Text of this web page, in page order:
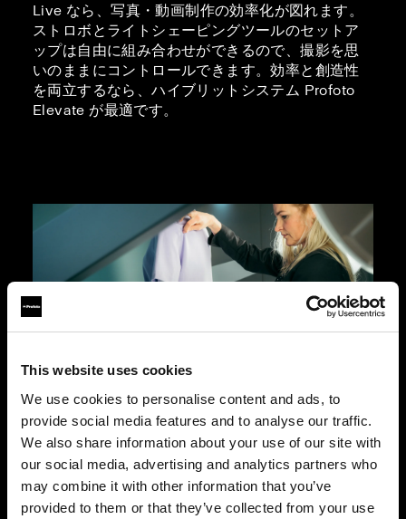
This website uses cookies
We use cookies to personalise content and ads, to
provide social media features and to analyse our traffic.
We also share information about your use of our site with
our social media, advertising and analytics partners who
may combine it with other information that you’ve
provided to them or that they’ve collected from your use
Live なら、写真・動画制作の効率化が図れます。
ストロボとライトシェーピングツールのセットア
ップは自由に組み合わせができるので、撮影を思
いのままにコントロールできます。効率と創造性
を両立するなら、ハイブリットシステム Profoto
Elevate が最適です。
マネキンを使用した写真
Profoto StyleShoots Vertical は、統一された無背
景の写真をスピーディーかつ簡単に撮影できま
す。自由な演出を求めるブランドなら、カスタマ
イズできるセットアップを活用することで、比類